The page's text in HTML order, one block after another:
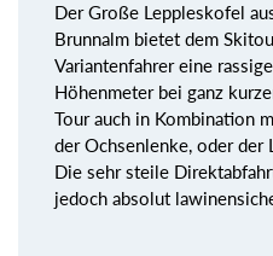
Der Große Leppleskofel
Brunnalm bietet dem
Variantenfahrer eine
Höhenmeter bei ganz
Tour auch in Kombination
der Ochsenlenke, oder der
Die sehr steile
jedoch absolut